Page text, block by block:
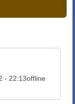
- 22:13offline